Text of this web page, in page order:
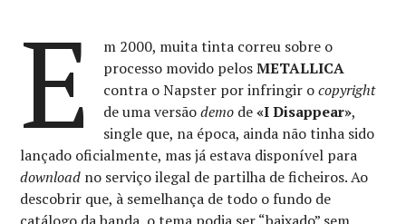
E
m 2000, muita tinta correu sobre o
processo movido pelosMETALLICA
contra o Napster por infringir ocopyright
de uma versãodemode«I Disappear»,
single que, na época, ainda não tinha sido
lançado oficialmente, mas já estava disponível para
download no serviço ilegal de partilha de ficheiros. Ao
descobrir que, à semelhança de todo o fundo de